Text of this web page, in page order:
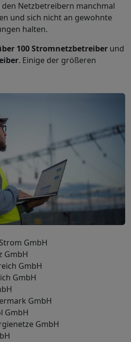
Netzbetreibern manchmal
und sich nicht an gewohnte
halten.
100 Stromnetzbetreiber und
. Einige der größeren
GmbH
GmbH
GmbH
GmbH
GmbH
GmbH
GmbH